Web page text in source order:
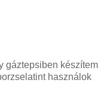
gáztepsiben készítem
használok